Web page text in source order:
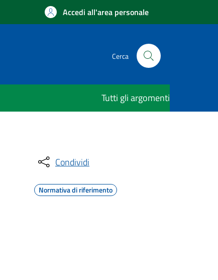
Accedi all'area personale
Cerca
Tutti gli argomenti
Condividi
Normativa di riferimento